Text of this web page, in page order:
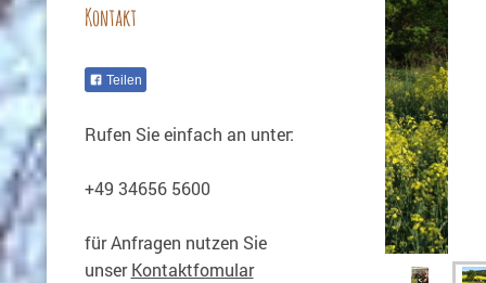
Kontakt
Teilen
Rufen Sie einfach an unter:
+49 34656 5600
für Anfragen nutzen Sie
unserKontaktfomular